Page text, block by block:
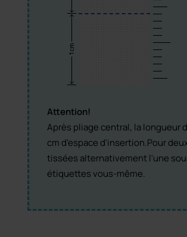
Attention!
Après pliage central, la longueur
cm d'espace d'insertion.Pour
tissées alternativement l'une
étiquettes vous-même.